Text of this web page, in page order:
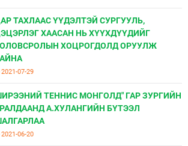
ТАХЛААС ҮҮДЭЛТЭЙ СУРГУУЛЬ,
ХААСАН НЬ ХҮҮХДҮҮДИЙГ
ХОЦРОГДОЛД ОРУУЛЖ
2021-07-29
ТЕННИС МОНГОЛД" ГАР ЗУРГИЙН
А.ХУЛАНГИЙН БҮТЭЭЛ
2021-06-20